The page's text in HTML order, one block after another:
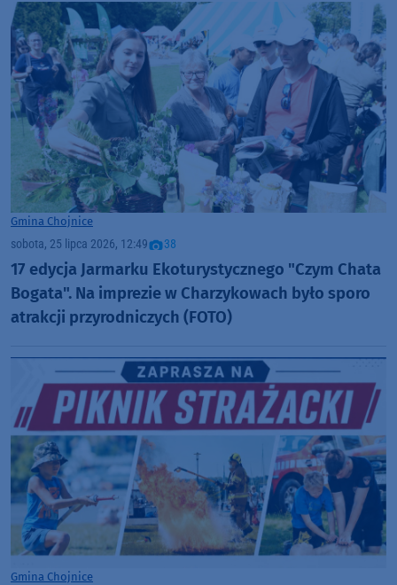
Gmina Chojnice
sobota, 25 lipca 2026, 12:49 38
17 edycja Jarmarku Ekoturystycznego "Czym Chata
Bogata". Na imprezie w Charzykowach było sporo
atrakcji przyrodniczych (FOTO)
Gmina Chojnice